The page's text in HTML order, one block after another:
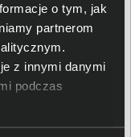
o tym, jak
partnerom
z innymi danymi
podczasRally ze
zakupić
uchwyt